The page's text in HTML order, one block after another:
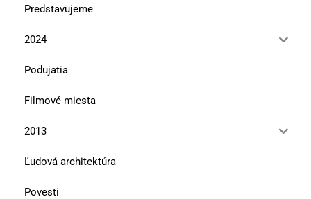
Predstavujeme
2024
Podujatia
Filmové miesta
2013
Ľudová architektúra
Povesti